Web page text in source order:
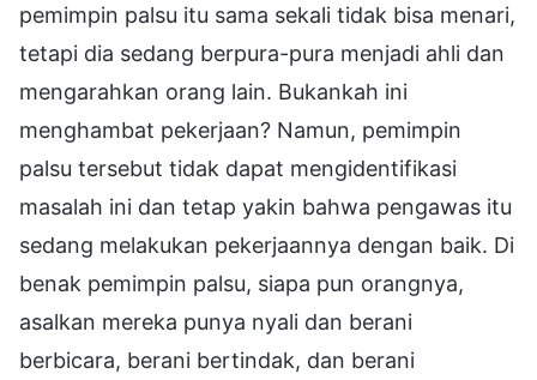
pemimpin palsu itu sama sekali tidak bisa menari,
tetapi dia sedang berpura-pura menjadi ahli dan
mengarahkan orang lain. Bukankah ini
menghambat pekerjaan? Namun, pemimpin
palsu tersebut tidak dapat mengidentifikasi
masalah ini dan tetap yakin bahwa pengawas itu
sedang melakukan pekerjaannya dengan baik. Di
benak pemimpin palsu, siapa pun orangnya,
asalkan mereka punya nyali dan berani
berbicara, berani bertindak, dan berani